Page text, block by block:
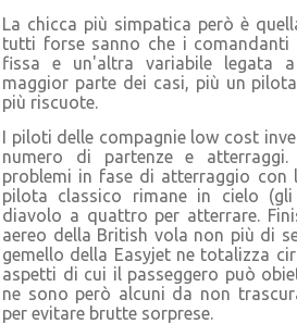
La chicca più simpatica però è
tutti forse sanno che i comandanti
fissa e un'altra variabile legata
maggior parte dei casi, più un
più riscuote.
I piloti delle compagnie low cost
numero di partenze e
problemi in fase di atterraggio
pilota classico rimane in cielo
diavolo a quattro per atterrare.
aereo della British vola non più di
gemello della Easyjet ne totalizza
aspetti di cui il passeggero può
ne sono però alcuni da non
per evitare brutte sorprese.